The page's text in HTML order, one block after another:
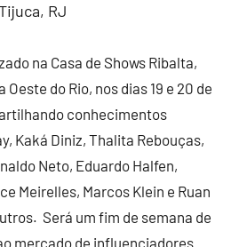
RJ
na Casa de Shows Ribalta,
do Rio, nos dias 19 e 20 de
conhecimentos
Kaká Diniz, Thalita Rebouças,
Neto, Eduardo Halfen,
Meirelles, Marcos Klein e Ruan
Será um fim de semana de
mercado de influenciadores